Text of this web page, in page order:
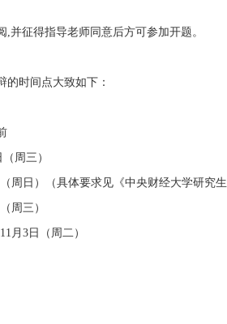
并征得指导老师同意后方可参加开题。
时间点大致如下：
周三）
（周日）（具体要求见《中央财经大学研究
周三）
月3日（周二）